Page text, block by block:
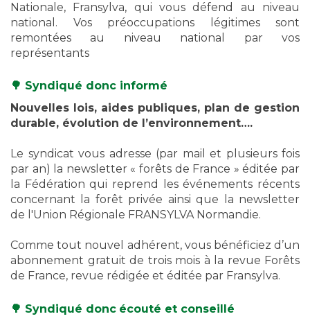
Nationale, Fransylva, qui vous défend au niveau
national. Vos préoccupations légitimes sont
remontées au niveau national par vos
représentants
🌳 Syndiqué donc informé
Nouvelles lois, aides publiques, plan de gestion
durable, évolution de l’environnement….
Le syndicat vous adresse (par mail et plusieurs fois
par an) la newsletter « forêts de France » éditée par
la Fédération qui reprend les événements récents
concernant la forêt privée ainsi que la newsletter
de l'Union Régionale FRANSYLVA Normandie.
Comme tout nouvel adhérent, vous bénéficiez d’un
abonnement gratuit de trois mois à la revue Forêts
de France, revue rédigée et éditée par Fransylva.
🌳 Syndiqué donc écouté et conseillé